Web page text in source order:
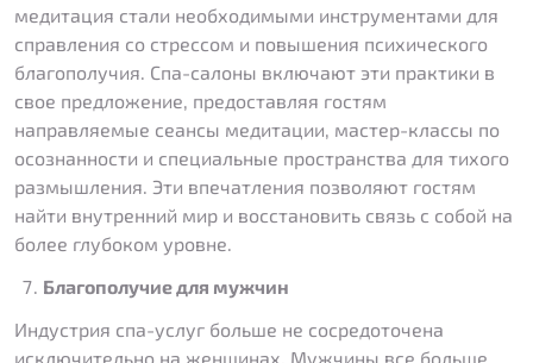
медитация стали необходимыми инструментами для
справления со стрессом и повышения психического
благополучия. Спа-салоны включают эти практики в
свое предложение, предоставляя гостям
направляемые сеансы медитации, мастер-классы по
осознанности и специальные пространства для тихого
размышления. Эти впечатления позволяют гостям
найти внутренний мир и восстановить связь с собой на
более глубоком уровне.
Благополучие для мужчин
Индустрия спа-услуг больше не сосредоточена
исключительно на женщинах. Мужчины все больше